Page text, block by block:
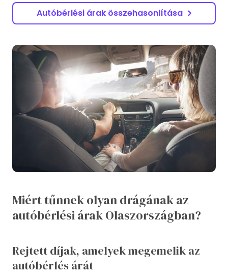
Autóbérlési árak összehasonlítása
Miért tűnnek olyan drágának az
autóbérlési árak Olaszországban?
Rejtett díjak, amelyek megemelik az
autóbérlés árát